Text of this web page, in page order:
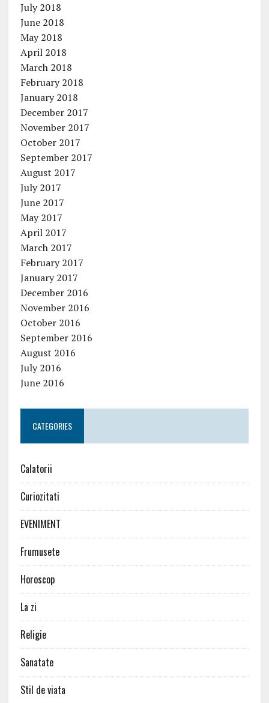
July 2018
June 2018
May 2018
April 2018
March 2018
February 2018
January 2018
December 2017
November 2017
October 2017
September 2017
August 2017
July 2017
June 2017
May 2017
April 2017
March 2017
February 2017
January 2017
December 2016
November 2016
October 2016
September 2016
August 2016
July 2016
June 2016
CATEGORIES
Calatorii
Curiozitati
EVENIMENT
Frumusete
Horoscop
La zi
Religie
Sanatate
Stil de viata